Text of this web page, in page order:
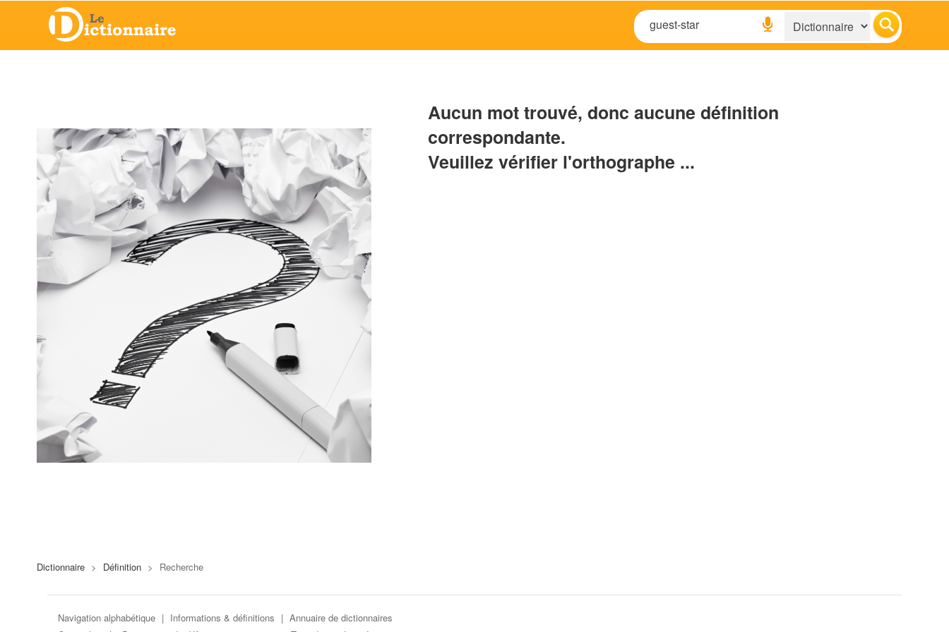
Aucun mot trouvé, donc aucune définition
correspondante.
Veuillez vérifier l'orthographe ...
Dictionnaire > Définition > Recherche
Navigation alphabétique | Informations & définitions | Annuaire de dictionnaires